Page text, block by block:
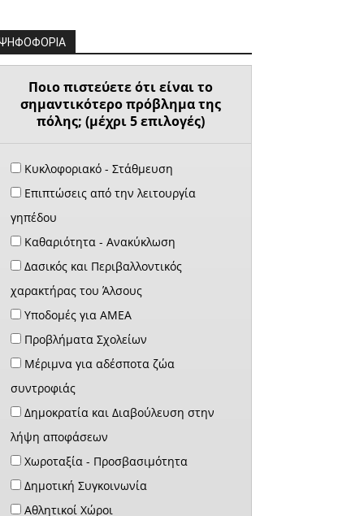
Ποιο πιστεύετε ότι είναι το
σημαντικότερο πρόβλημα της
πόλης; (μέχρι 5 επιλογές)
Κυκλοφοριακό - Στάθμευση
Επιπτώσεις από την λειτουργία
γηπέδου
Καθαριότητα - Ανακύκλωση
Δασικός και Περιβαλλοντικός
χαρακτήρας του Άλσους
Υποδομές για ΑΜΕΑ
Προβλήματα Σχολείων
Μέριμνα για αδέσποτα ζώα
συντροφιάς
Δημοκρατία και Διαβούλευση στην
λήψη αποφάσεων
Χωροταξία - Προσβασιμότητα
Δημοτική Συγκοινωνία
Αθλητικοί Χώροι